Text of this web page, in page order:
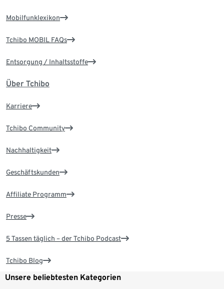
Mobilfunklexikon
Tchibo MOBIL FAQs
Entsorgung / Inhaltsstoffe
Über Tchibo
Karriere
Tchibo Community
Nachhaltigkeit
Geschäftskunden
Affiliate Programm
Presse
5 Tassen täglich – der Tchibo Podcast
Tchibo Blog
Unsere beliebtesten Kategorien